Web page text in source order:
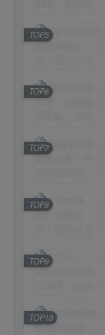
TOP5
TOP6
TOP7
TOP8
TOP9
TOP10